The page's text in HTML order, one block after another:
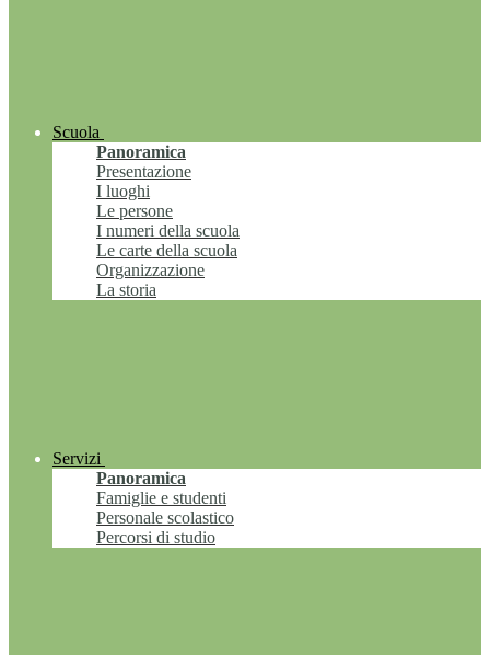
Scuola
Panoramica
Presentazione
I luoghi
Le persone
I numeri della scuola
Le carte della scuola
Organizzazione
La storia
Servizi
Panoramica
Famiglie e studenti
Personale scolastico
Percorsi di studio